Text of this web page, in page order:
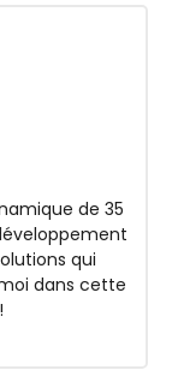
de 35
qui
dans cette